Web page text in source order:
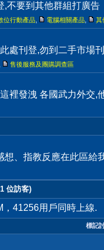
,不要到其他群組打廣告
位行動產品 電腦相關產品 其
處刊登,勿到二手市場
售後服務及團購調查區
裡發洩 各國武力外交,
想、指教反應在此區給
位訪客)
41256用戶同時上線.
標記